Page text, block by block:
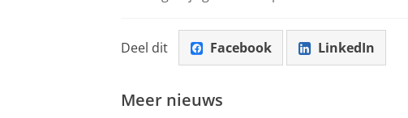
Deel dit Facebook LinkedIn
Meer nieuws